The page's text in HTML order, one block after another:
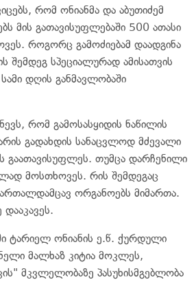
რომ ონიანმა და აბუთიძემ
მის გათავისუფლებაში 500 ათასი
როგორც გამოძიებამ დაადგინა
შემდეგ სპეციალურად ამისათვის
დღის განმავლობაში
რომ გამოსასყიდის ნაწილის
გადახდის სანაცვლოდ მძევალი
გაათავისუფლეს. თუმცა დარჩენილი
მოსთხოვეს. რის შემდეგაც
ორგანოებს მიმართა.
დააკავეს.
ტარიელ ონიანის ე.წ. ქურდული
მალხაზ კიტია მოკლეს,
მკვლელობაზე პასუხისმგებლობა